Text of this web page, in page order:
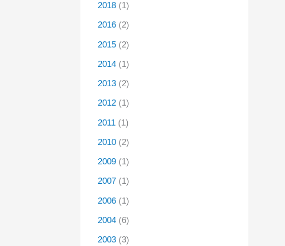
2018 (1)
2016 (2)
2015 (2)
2014 (1)
2013 (2)
2012 (1)
2011 (1)
2010 (2)
2009 (1)
2007 (1)
2006 (1)
2004 (6)
2003 (3)